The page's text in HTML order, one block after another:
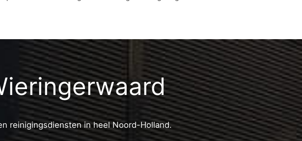
reinigingsdiensten in heel Noord-Holland.